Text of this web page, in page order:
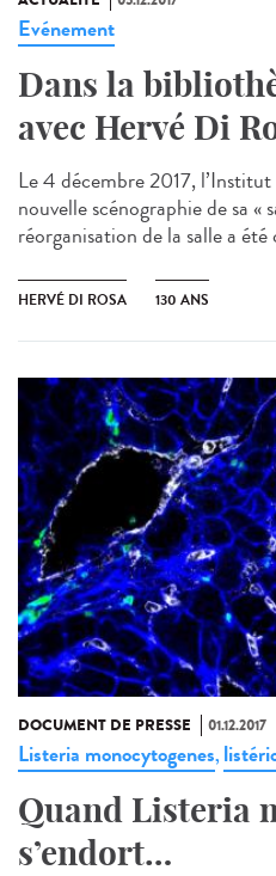
Evénement
Dans la
avec Hervé Di
Le 4 décembre 2017,
nouvelle scénographie de sa «
réorganisation de la salle a été
HERVÉ DI ROSA 130 ANS
DOCUMENT DE PRESSE 01.12.2017
Listeria monocytogenes,
Quand Listeria
s’endort…